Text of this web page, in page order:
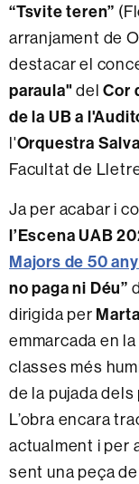
“Tsvite teren”
arranjament de
destacar el
paraula" delCor
de la UB a
l'Orquestra
Facultat de
Ja per acabar i
l’Escena UAB
Majors de 50
no paga ni Déu”
dirigida per
emmarcada en
classes més
de la pujada
L’obra encara
actualment i per
sent una peça